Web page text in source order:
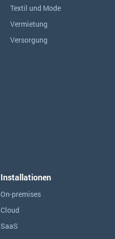
Textil und Mode
Vermietung
Versorgung
Installationen
On-premises
Cloud
SaaS